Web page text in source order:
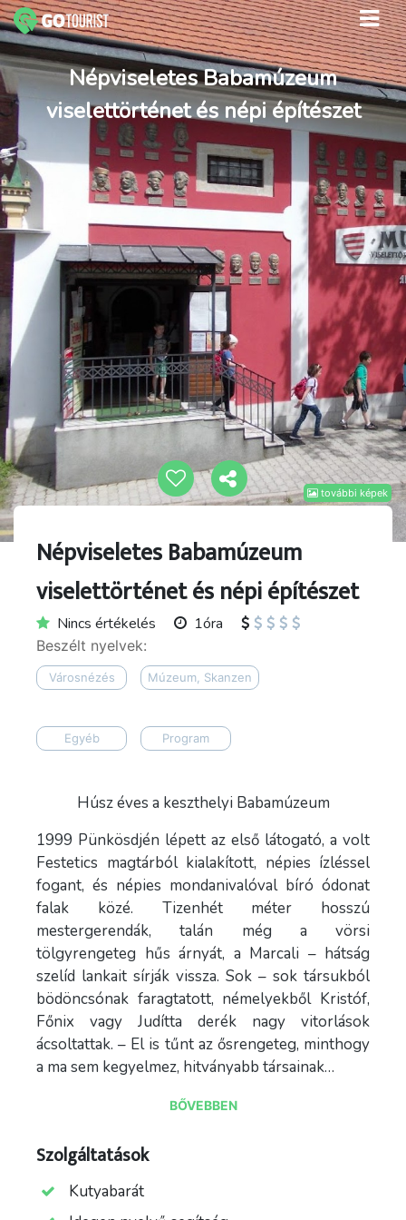
további képek
Népviseletes Babamúzeum
viselettörténet és népi építészet
Népviseletes Babamúzeum
viselettörténet és népi építészet
Nincs értékelés 1óra
Beszélt nyelvek:
Városnézés Múzeum, Skanzen
Egyéb Program
Húsz éves a keszthelyi Babamúzeum
1999 Pünkösdjén lépett az első látogató, a volt
Festetics magtárból kialakított, népies ízléssel
fogant, és népies mondanivalóval bíró ódonat
falak közé. Tizenhét méter hosszú
mestergerendák, talán még a vörsi
tölgyrengeteg hűs árnyát, a Marcali – hátság
szelíd lankait sírják vissza. Sok – sok társukból
bödöncsónak faragtatott, némelyekből Kristóf,
Főnix vagy Judítta derék nagy vitorlások
ácsoltattak. – El is tűnt az ősrengeteg, minthogy
a ma sem kegyelmez, hitványabb társainak…
A magyar népi kultúra legszélesebb választékú
,nemzetiségi és ipari,kis ipari öltözékekkel,a
harmadik szinten lévő tárlókban népi agrár és
kultikus építészet makettjei lelhetők fel. A
BŐVEBBEN
Szolgáltatások
Kutyabarát